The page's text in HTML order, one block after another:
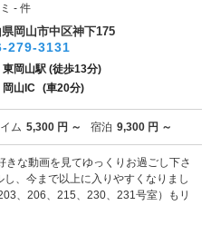
- 件
県岡山市中区神下175
279-3131
東岡山駅 (徒歩13分)
岡山IC (車20分)
ム 5,300 円 ～ 宿泊 9,300 円 ～
な動画を見てゆっくりお過ごし下さ
、今まで以上に入りやすくなりまし
、206、215、230、231号室）もリ